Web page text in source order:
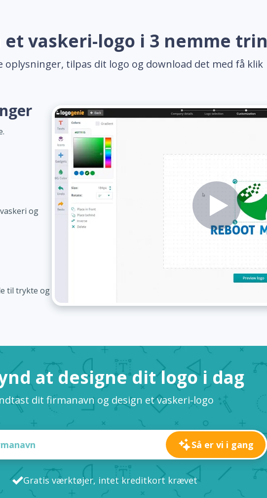
et vaskeri-logo i 3 nemme trin
oplysninger, tilpas dit logo og download det med få klik
og
til trykte og
at designe dit logo i dag
dit firmanavn og design et vaskeri-logo
Så er vi i gang
Gratis værktøjer, intet kreditkort krævet